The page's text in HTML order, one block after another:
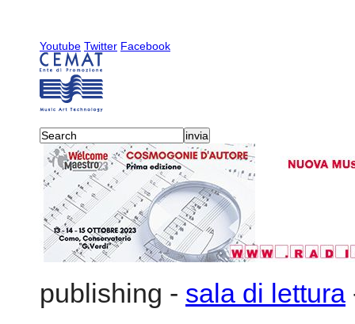
Youtube Twitter Facebook
publishing - sala di lettura